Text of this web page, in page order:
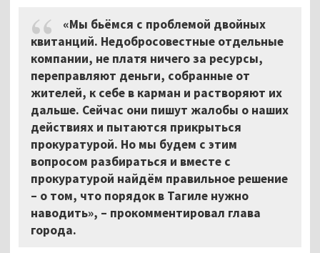
«Мы бьёмся с проблемой двойных
квитанций. Недобросовестные отдельные
компании, не платя ничего за ресурсы,
переправляют деньги, собранные от
жителей, к себе в карман и растворяют их
дальше. Сейчас они пишут жалобы о наших
действиях и пытаются прикрыться
прокуратурой. Но мы будем с этим
вопросом разбираться и вместе с
прокуратурой найдём правильное решение
– о том, что порядок в Тагиле нужно
наводить», – прокомментировал глава
города.